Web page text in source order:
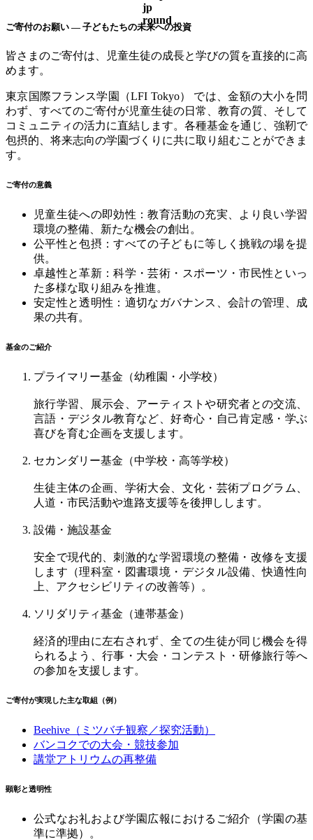
ご寄付のお願い — 子どもたちの未来への投資
皆さまのご寄付は、児童生徒の成長と学びの質を直接的に高
めます。
東京国際フランス学園（LFI Tokyo）
では、金額の大小を問
わず、すべてのご寄付が児童生徒の日常、教育の質、そして
コミュニティの活力に直結します。各種基金を通じ、強靭で
包摂的、将来志向の学園づくりに共に取り組むことができま
す。
ご寄付の意義
児童生徒への即効性：教育活動の充実、より良い学習
環境の整備、新たな機会の創出。
公平性と包摂：すべての子どもに等しく挑戦の場を提
供。
卓越性と革新：科学・芸術・スポーツ・市民性といっ
た多様な取り組みを推進。
安定性と透明性：適切なガバナンス、会計の管理、成
果の共有。
基金のご紹介
プライマリー基金（幼稚園・小学校）
旅行学習、展示会、アーティストや研究者との交流、
言語・デジタル教育など、好奇心・自己肯定感・学ぶ
喜びを育む企画を支援します。
セカンダリー基金（中学校・高等学校）
生徒主体の企画、学術大会、文化・芸術プログラム、
人道・市民活動や進路支援等を後押しします。
設備・施設基金
安全で現代的、刺激的な学習環境の整備・改修を支援
します（理科室・図書環境・デジタル設備、快適性向
上、アクセシビリティの改善等）。
ソリダリティ基金（連帯基金）
経済的理由に左右されず、全ての生徒が同じ機会を得
られるよう、行事・大会・コンテスト・研修旅行等へ
の参加を支援します。
ご寄付が実現した主な取組（例）
Beehive （ミツバチ観察／探究活動）
バンコクでの大会・競技参加
講堂アトリウムの再整備
顕彰と透明性
公式なお礼および学園広報におけるご紹介（学園の基
準に準拠）。